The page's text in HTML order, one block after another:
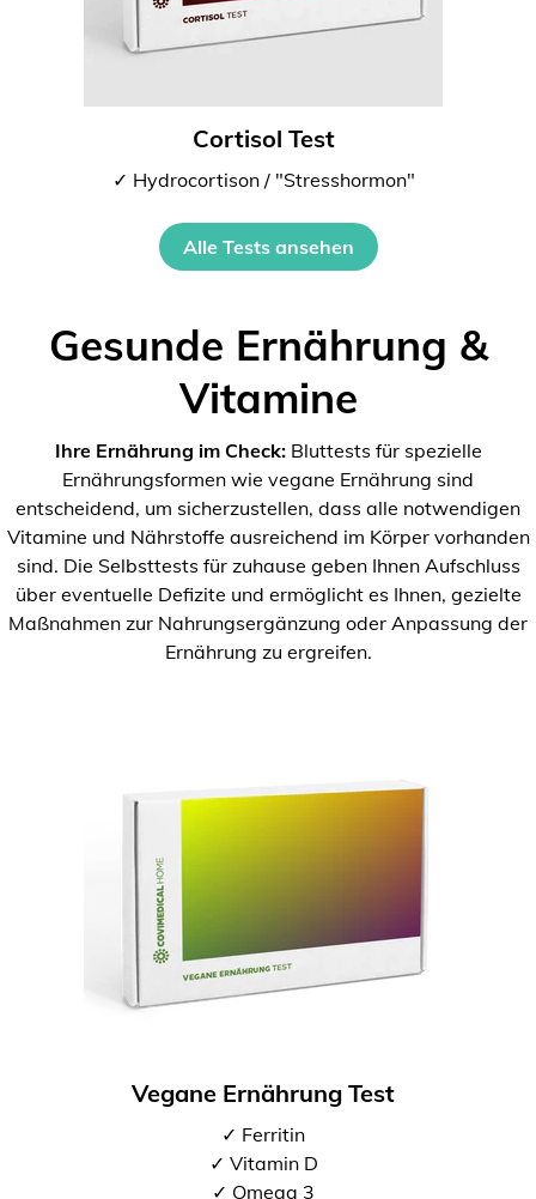
Cortisol Test
✓ Hydrocortison / "Stresshormon"
Alle Tests ansehen
Gesunde Ernährung &
Vitamine
Ihre Ernährung im Check:Bluttests für spezielle
Ernährungsformen wie vegane Ernährung sind
entscheidend, um sicherzustellen, dass alle notwendigen
Vitamine und Nährstoffe ausreichend im Körper vorhanden
sind. Die Selbsttests für zuhause geben Ihnen Aufschluss
über eventuelle Defizite und ermöglicht es Ihnen, gezielte
Maßnahmen zur Nahrungsergänzung oder Anpassung der
Ernährung zu ergreifen.
Vegane Ernährung Test
✓ Ferritin
✓ Vitamin D
✓ Omega 3